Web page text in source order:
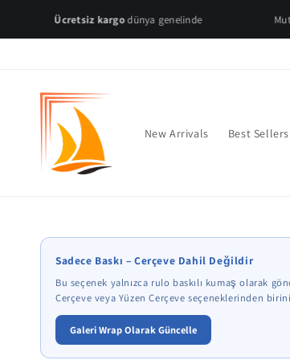
content
Ücretsiz kargodünya genelinde Mutluluk
New Arrivals Best Sellers
Sadece Baskı – Çerçeve Dahil Değildir
Bu seçenek yalnızca rulo baskılı kumaş olarak
Çerçeve veya Yüzen Çerçeve seçeneklerinden
Galeri Wrap Olarak Güncelle